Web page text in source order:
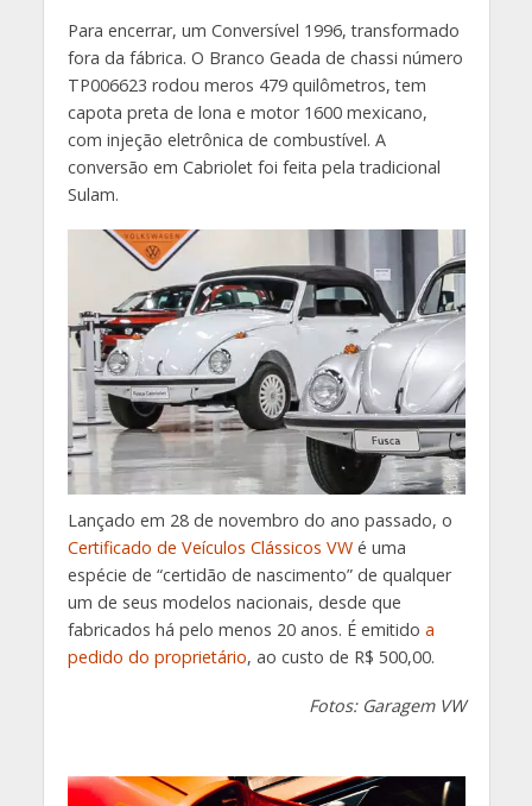
Para encerrar, um Conversível 1996, transformado
fora da fábrica. O Branco Geada de chassi número
TP006623 rodou meros 479 quilômetros, tem
capota preta de lona e motor 1600 mexicano,
com injeção eletrônica de combustível. A
conversão em Cabriolet foi feita pela tradicional
Sulam.
Lançado em 28 de novembro do ano passado, o
Certificado de Veículos Clássicos VWé uma
espécie de “certidão de nascimento” de qualquer
um de seus modelos nacionais, desde que
fabricados há pelo menos 20 anos. É emitido a
pedido do proprietário, ao custo de R$ 500,00.
Fotos: Garagem VW